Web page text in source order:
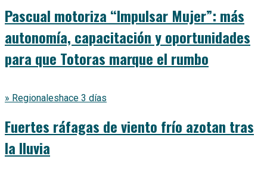
Pascual motoriza “Impulsar Mujer”: más
autonomía, capacitación y oportunidades
para que Totoras marque el rumbo
» Regionaleshace 3 días
Fuertes ráfagas de viento frío azotan tras
la lluvia